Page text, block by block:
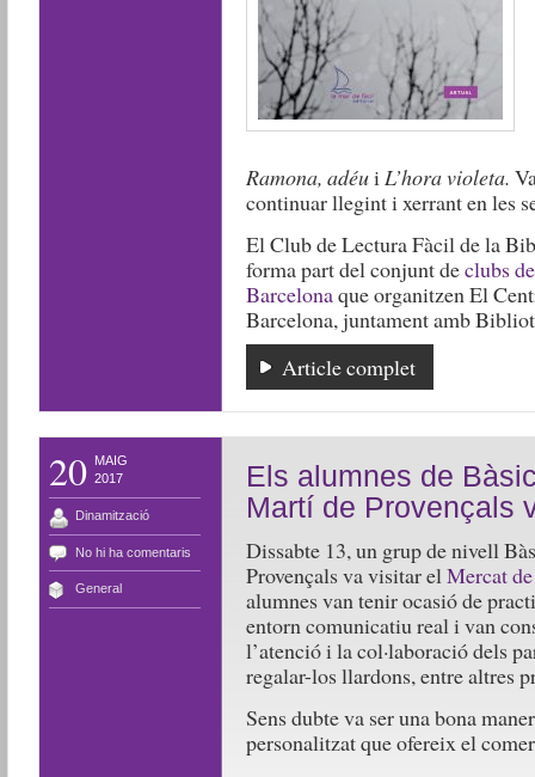
Ramona, adéuiL’hora violeta.
continuar llegint i xerrant en les
El Club de Lectura Fàcil de la
forma part del conjunt declubs
Barcelonaque organitzen El
Barcelona, juntament amb
Article complet
20
MAIG
2017
Dinamització
No hi ha comentaris
General
Els alumnes de
Martí de Provençals
Dissabte 13, un grup de nivell
Provençals va visitar elMercat
alumnes van tenir ocasió de
entorn comunicatiu real i van
l’atenció i la col·laboració dels
regalar-los llardons, entre altres
Sens dubte va ser una bona
personalitzat que ofereix el